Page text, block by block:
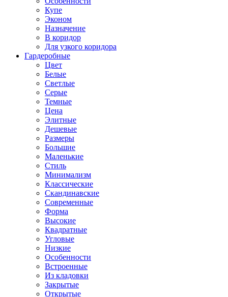
Купе
Эконом
Назначение
В коридор
Для узкого коридора
Гардеробные
Цвет
Белые
Светлые
Серые
Темные
Цена
Элитные
Дешевые
Размеры
Большие
Маленькие
Стиль
Минимализм
Классические
Скандинавские
Современные
Форма
Высокие
Квадратные
Угловые
Низкие
Особенности
Встроенные
Из кладовки
Закрытые
Открытые